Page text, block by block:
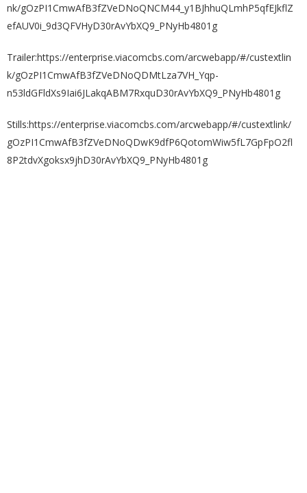
nk/gOzPI1CmwAfB3fZVeDNoQNCM44_y1BJhhuQLmhP5qfEJkflZ
efAUV0i_9d3QFVHyD30rAvYbXQ9_PNyHb4801g
Trailer:https://enterprise.viacomcbs.com/arcwebapp/#/custextlin
k/gOzPI1CmwAfB3fZVeDNoQDMtLza7VH_Yqp-
n53ldGFldXs9Iai6JLakqABM7RxquD30rAvYbXQ9_PNyHb4801g
Stills:https://enterprise.viacomcbs.com/arcwebapp/#/custextlink/
gOzPI1CmwAfB3fZVeDNoQDwK9dfP6QotomWiw5fL7GpFpO2fl
8P2tdvXgoksx9jhD30rAvYbXQ9_PNyHb4801g